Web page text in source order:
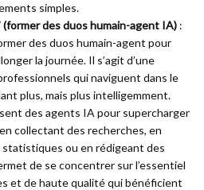
simples.
(former des duos humain-agent IA) :
des duos humain-agent pour
la journée. Il s’agit d’une
qui naviguent dans le
plus, mais plus intelligemment.
des agents IA pour supercharger
collectant des recherches, en
ou en rédigeant des
de se concentrer sur l’essentiel
et de haute qualité qui bénéficient